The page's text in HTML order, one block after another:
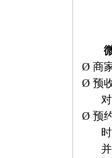
Ø 商
Ø 预
Ø 预